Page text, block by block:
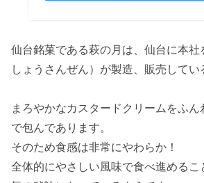
仙台銘菓である萩の月は、仙台に本
しょうさんぜん）が製造、販売してい
まろやかなカスタードクリームをふ
で包んであります。
そのため食感は非常にやわらか！
全体的にやさしい風味で食べ進めるこ